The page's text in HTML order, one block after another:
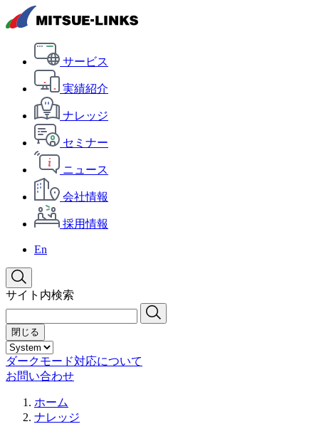
サービス
実績紹介
ナレッジ
セミナー
ニュース
会社情報
採用情報
En
サイト内検索
閉じる
ダークモード対応について
お問い合わせ
ホーム
ナレッジ